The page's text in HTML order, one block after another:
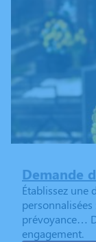
Demande
Établissez une
prévoyance…
engagement.